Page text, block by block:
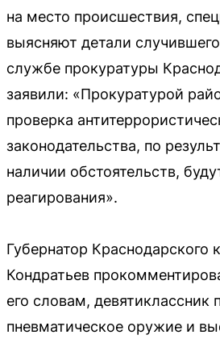
на место происшествия,
выясняют детали
службе прокуратуры
заявили: «Прокуратурой
проверка
законодательства, по
наличии обстоятельств,
реагирования».
Губернатор Краснодарского
Кондратьев
его словам, девятиклассник
пневматическое оружие и